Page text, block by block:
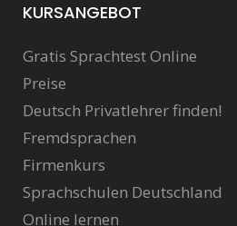
KURSANGEBOT
Gratis Sprachtest Online
Preise
Deutsch Privatlehrer finden!
Fremdsprachen
Firmenkurs
Sprachschulen Deutschland
Online lernen